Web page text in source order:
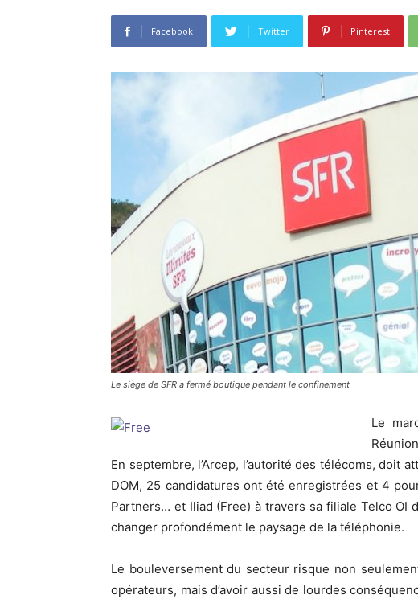
Facebook Twitter Pinterest
Le siège de SFR a fermé boutique pendant le confinement
Le
En septembre, l’Arcep, l’autorité des télécoms, doit
DOM, 25 candidatures ont été enregistrées et 4
Partners… et Iliad (Free) à travers sa filiale Telco OI
changer profondément le paysage de la téléphonie.
Le bouleversement du secteur risque non
opérateurs, mais d’avoir aussi de lourdes